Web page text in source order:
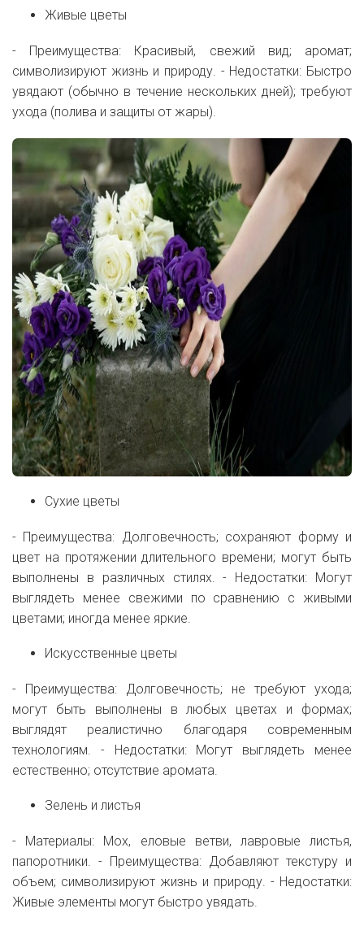
Живые цветы
- Преимущества: Красивый, свежий вид; аромат;
символизируют жизнь и природу. - Недостатки: Быстро
увядают (обычно в течение нескольких дней); требуют
ухода (полива и защиты от жары).
Сухие цветы
- Преимущества: Долговечность; сохраняют форму и
цвет на протяжении длительного времени; могут быть
выполнены в различных стилях. - Недостатки: Могут
выглядеть менее свежими по сравнению с живыми
цветами; иногда менее яркие.
Искусственные цветы
- Преимущества: Долговечность; не требуют ухода;
могут быть выполнены в любых цветах и формах;
выглядят реалистично благодаря современным
технологиям. - Недостатки: Могут выглядеть менее
естественно; отсутствие аромата.
Зелень и листья
- Материалы: Мох, еловые ветви, лавровые листья,
папоротники. - Преимущества: Добавляют текстуру и
объем; символизируют жизнь и природу. - Недостатки:
Живые элементы могут быстро увядать.